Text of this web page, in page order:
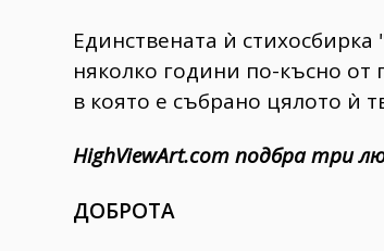
Единствената ѝ
няколко години по-късно
в която е събрано цялото ѝ
HighViewArt.com подбра три
ДОБРОТА